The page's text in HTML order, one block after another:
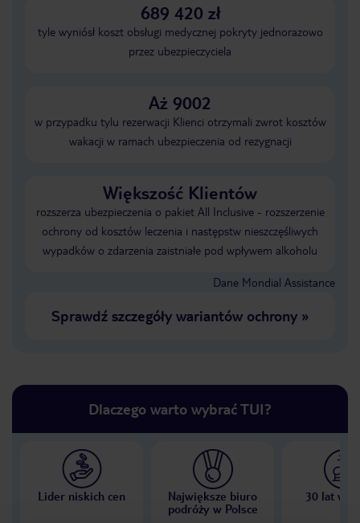
689 420 zł
tyle wyniósł koszt obsługi medycznej pokryty jednorazowo
przez ubezpieczyciela
Aż 9002
w przypadku tylu rezerwacji Klienci otrzymali zwrot kosztów
wakacji w ramach ubezpieczenia od rezygnacji
Większość Klientów
rozszerza ubezpieczenia o pakiet All Inclusive - rozszerzenie
ochrony od kosztów leczenia i następstw nieszczęśliwych
wypadków o zdarzenia zaistniałe pod wpływem alkoholu
Dane Mondial Assistance
Sprawdź szczegóły wariantów ochrony»
Dlaczego warto wybrać TUI?
Lider niskich cen
Największe biuro
podróży w Polsce
30 lat w